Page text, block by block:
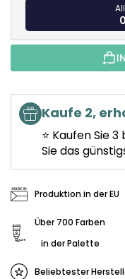
Kaufe 2,
⭐ Kaufen Sie
Sie das
Produktion in der EU
Über 700 Farben
in der Palette
Beliebtester